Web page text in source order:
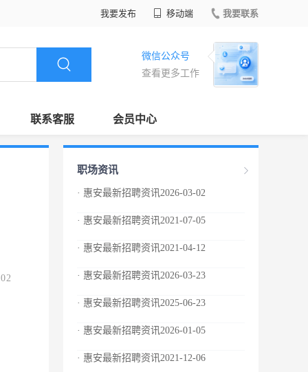
我要发布 移动端 我要联系
微信公众号
查看更多工作
联系客服 会员中心
职场资讯
· 惠安最新招聘资讯2026-03-02
· 惠安最新招聘资讯2021-07-05
· 惠安最新招聘资讯2021-04-12
· 惠安最新招聘资讯2026-03-23
· 惠安最新招聘资讯2025-06-23
· 惠安最新招聘资讯2026-01-05
· 惠安最新招聘资讯2021-12-06